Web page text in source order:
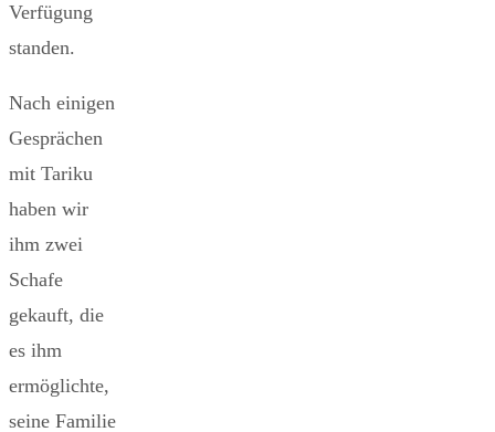
Verfügung
standen.
Nach einigen
Gesprächen
mit Tariku
haben wir
ihm zwei
Schafe
gekauft, die
es ihm
ermöglichte,
seine Familie